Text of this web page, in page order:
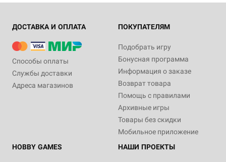
ДОСТАВКА И ОПЛАТА
Способы оплаты
Службы доставки
Адреса магазинов
ПОКУПАТЕЛЯМ
Подобрать игру
Бонусная программа
Информация о заказе
Возврат товара
Помощь с правилами
Архивные игры
Товары без скидки
Мобильное приложение
HOBBY GAMES
НАШИ ПРОЕКТЫ